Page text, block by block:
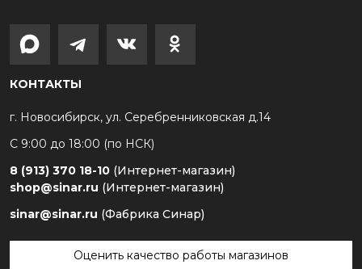
КОНТАКТЫ
г. Новосибирск, ул. Серебренниковская д.14
С 9:00 до 18:00 (по НСК)
8 (913) 370 18-10 (Интернет-магазин)
shop@sinar.ru (Интернет-магазин)
sinar@sinar.ru (Фабрика Синар)
Оценить качество работы магазинов